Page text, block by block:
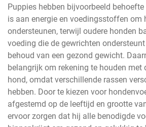
Puppies hebben bijvoorbeeld
is aan energie en voedingsstoffen om
ondersteunen, terwijl oudere honden
voeding die de gewrichten
behoud van een gezond gewicht.
belangrijk om rekening te houden met
hond, omdat verschillende rassen
hebben. Door te kiezen voor
afgestemd op de leeftijd en grootte
ervoor zorgen dat hij alle benodigde